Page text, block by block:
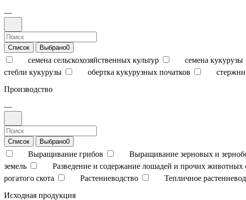
—
Список Выбрано0
семена сельскохозяйственных культур семена кукурузы
стебли кукурузы
обертка кукурузных початков
Производство
—
Список Выбрано0
Выращивание грибов Выращивание зерновых и
земель
Разведение и содержание лошадей и прочих
рогатого скота
Растениеводство Тепличное
Исходная продукция